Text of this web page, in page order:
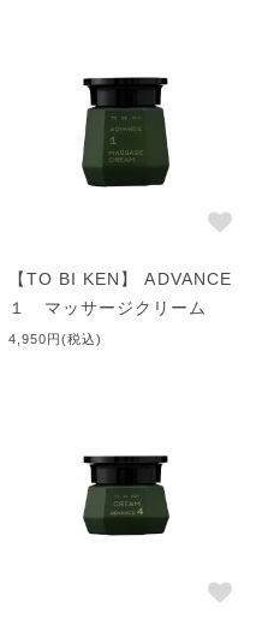
【TO BI KEN】 ADVANCE
１ マッサージクリーム
4,950円(税込)